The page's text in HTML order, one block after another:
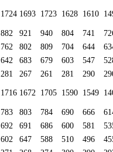
1724 1693 1723 1628 1610
882 921 940 804 741
762 802 809 704 644
642 683 679 603 547
281 267 261 281 290
1716 1672 1705 1590 1549
783 803 784 690 666
692 691 686 600 581
602 647 588 510 496